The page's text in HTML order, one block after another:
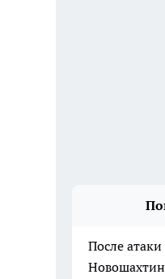
После